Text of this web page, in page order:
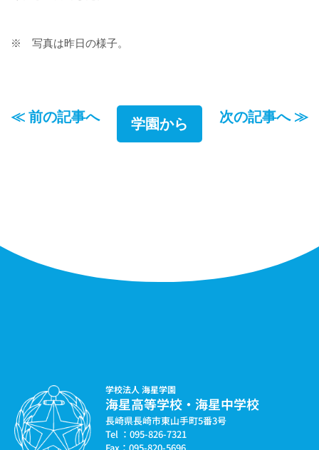
※ 写真は昨日の様子。
≪ 前の記事へ 学園から 次の記事へ ≫
学校法人 海星学園
海星高等学校・海星中学校
長崎県長崎市東山手町5番3号
Tel ：095-826-7321